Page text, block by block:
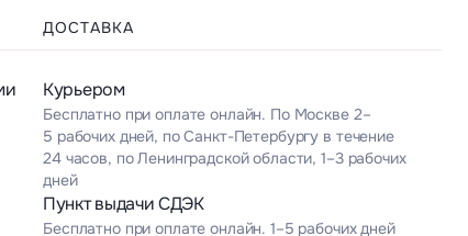
ДОСТАВКА
Курьером
Бесплатно при оплате онлайн. По Москве 2–
5 рабочих дней, по Санкт-Петербургу в течение
24 часов, по Ленинградской области, 1–3 рабочих
дней
Пункт выдачи СДЭК
Бесплатно при оплате онлайн. 1–5 рабочих дней